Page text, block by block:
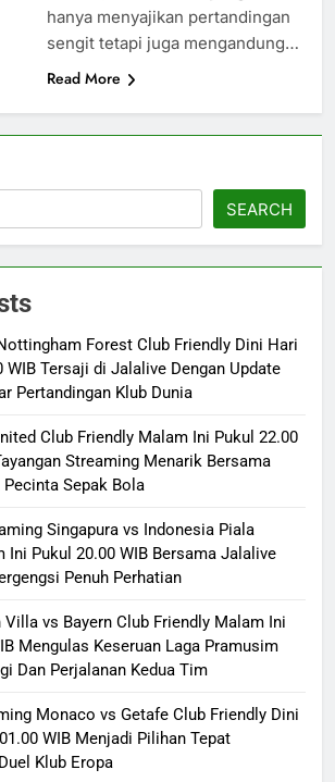
hanya menyajikan pertandingan
sengit tetapi juga mengandung…
Read More
SEARCH
Forest Club Friendly Dini Hari
WIB Tersaji di Jalalive Dengan Update
Pertandingan Klub Dunia
Club Friendly Malam Ini Pukul 22.00
Streaming Menarik Bersama
Sepak Bola
Singapura vs Indonesia Piala
Ini Pukul 20.00 WIB Bersama Jalalive
Penuh Perhatian
vs Bayern Club Friendly Malam Ini
Mengulas Keseruan Laga Pramusim
Dan Perjalanan Kedua Tim
Monaco vs Getafe Club Friendly Dini
WIB Menjadi Pilihan Tepat
Klub Eropa